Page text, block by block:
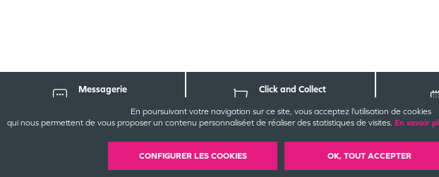
En poursuivant votre navigation sur ce site, vous acceptez l’utilisation de cookies
qui nous permettent de vous proposer un contenu personnaliséet de réaliser des statistiques de visites. En savoir
CONFIGURER LES COOKIES OK, TOUT ACCEPTER
Messagerie
Click and Collect
CONTACTEZ-NOUS
Pharmacie de Monistrol
64, rue Monistrol
INFORMATIONS
CGU / CGV
Mentions légales